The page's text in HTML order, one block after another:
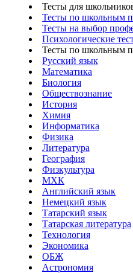
Тесты для
Тесты по школьным
Тесты на выбор
Психологические
Тесты по школьным
Русский язык
Математика
Биология
Обществознание
История
Химия
Информатика
Физика
Литература
География
Физкультура
МХК
Английский язык
Немецкий язык
Татарский язык
Татарская литература
Технология
Экономика
ОБЖ
Астрономия